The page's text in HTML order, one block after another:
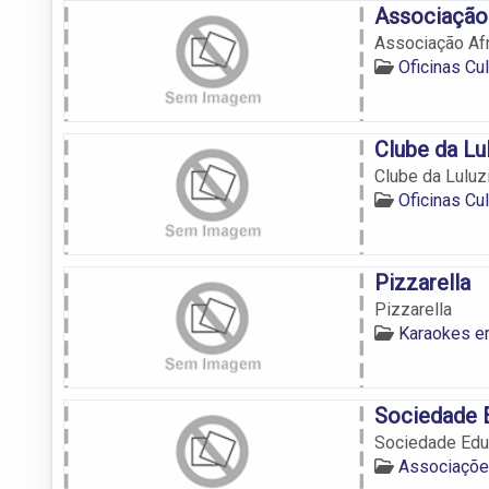
Associação
Oficinas
Clube da
Clube da
Oficinas
Pizzarella
Pizzarella
Karaokes
Sociedade
Sociedade